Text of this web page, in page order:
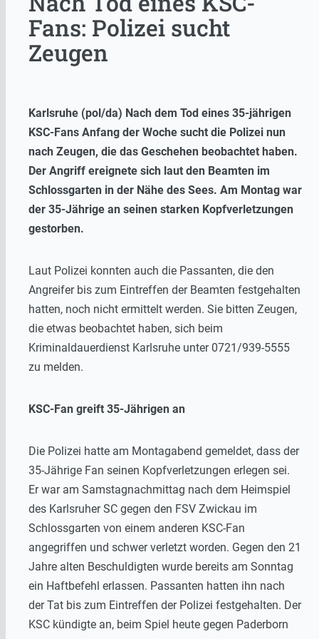
Fans: Polizei sucht
Zeugen
Karlsruhe (pol/da) Nach dem Tod eines 35-jährigen
KSC-Fans Anfang der Woche sucht die Polizei nun
nach Zeugen, die das Geschehen beobachtet haben.
Der Angriff ereignete sich laut den Beamten im
Schlossgarten in der Nähe des Sees. Am Montag war
der 35-Jährige an seinen starken Kopfverletzungen
gestorben.
Laut Polizei konnten auch die Passanten, die den
Angreifer bis zum Eintreffen der Beamten festgehalten
hatten, noch nicht ermittelt werden. Sie bitten Zeugen,
die etwas beobachtet haben, sich beim
Kriminaldauerdienst Karlsruhe unter 0721/939-5555
zu melden.
KSC-Fan greift 35-Jährigen an
Die Polizei hatte am Montagabend gemeldet, dass der
35-Jährige Fan seinen Kopfverletzungen erlegen sei.
Er war am Samstagnachmittag nach dem Heimspiel
des Karlsruher SC gegen den FSV Zwickau im
Schlossgarten von einem anderen KSC-Fan
angegriffen und schwer verletzt worden. Gegen den 21
Jahre alten Beschuldigten wurde bereits am Sonntag
ein Haftbefehl erlassen. Passanten hatten ihn nach
der Tat bis zum Eintreffen der Polizei festgehalten. Der
KSC kündigte an, beim Spiel heute gegen Paderborn